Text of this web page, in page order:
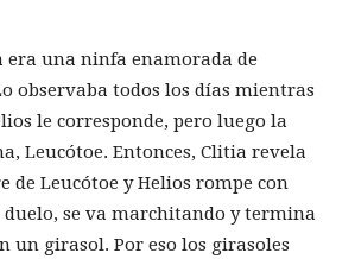
era una ninfa enamorada de
observaba todos los días mientras
le corresponde, pero luego la
Leucótoe. Entonces, Clitia revela
de Leucótoe y Helios rompe con
se va marchitando y termina
un girasol. Por eso los girasoles